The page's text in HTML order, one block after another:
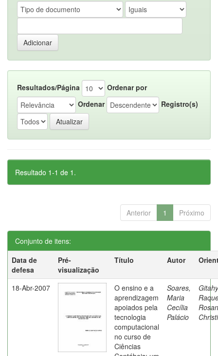
Resultados/Página
Ordenar por
Ordenar
Registro(s)
Resultado 1-1 de 1.
Anterior 1 Próximo
Conjunto de itens:
Data de
defesa
Pré-
visualização
Título Autor
18-Abr-2007
O ensino e a
aprendizagem
apoiados pela
tecnologia
computacional
no curso de
Ciências
Soares,
Maria
Cecília
Palácio
Rosan